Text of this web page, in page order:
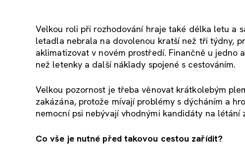
Velkou roli při rozhodování hraje také délka letu a
letadla nebrala na dovolenou kratší než tři týdny,
aklimatizovat v novém prostředí. Finančně u
než letenky a další náklady spojené s cestováním.
Velkou pozornost je třeba věnovat krátkolebým
zakázána, protože mívají problémy s dýcháním a
nemocní psi nebývají vhodnými kandidáty na létání
Co vše je nutné před takovou cestou zařídit?